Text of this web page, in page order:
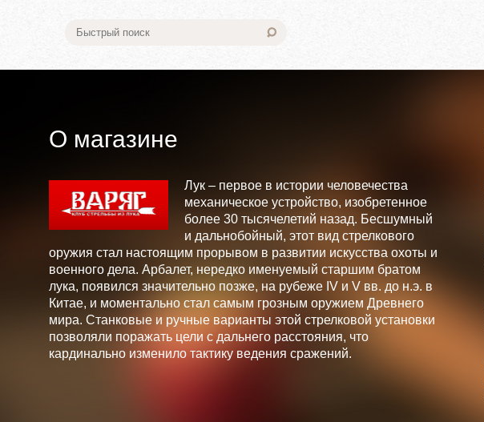
О магазине
Лук – первое в истории человечества
механическое устройство, изобретенное
более 30 тысячелетий назад. Бесшумный
и дальнобойный, этот вид стрелкового
оружия стал настоящим прорывом в развитии искусства охоты и
военного дела. Арбалет, нередко именуемый старшим братом
лука, появился значительно позже, на рубеже IV и V вв. до н.э. в
Китае, и моментально стал самым грозным оружием Древнего
мира. Станковые и ручные варианты этой стрелковой установки
позволяли поражать цели с дальнего расстояния, что
кардинально изменило тактику ведения сражений.